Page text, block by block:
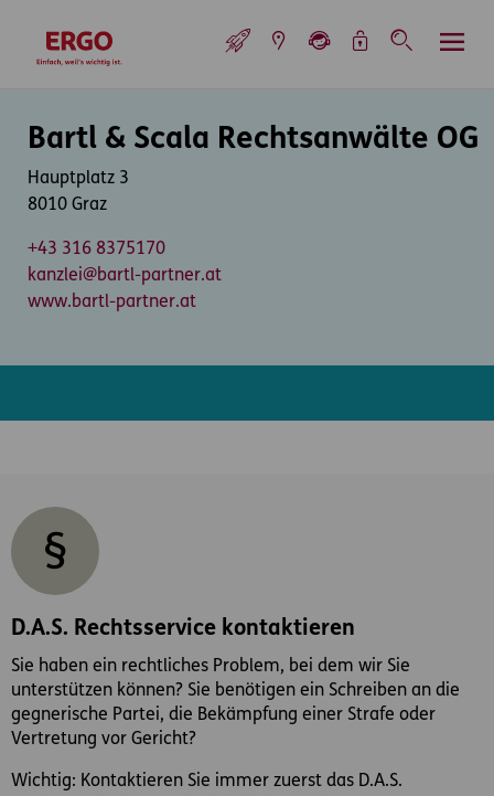
zur Startseite
Bartl & Scala Rechtsanwälte OG
Hauptplatz 3
8010 Graz
+43 316 8375170
kanzlei@bartl-partner.at
www.bartl-partner.at
D.A.S. Rechtsservice kontaktieren
Sie haben ein rechtliches Problem, bei dem wir Sie
unterstützen können? Sie benötigen ein Schreiben an die
gegnerische Partei, die Bekämpfung einer Strafe oder
Vertretung vor Gericht?
Wichtig: Kontaktieren Sie immer zuerst das D.A.S.